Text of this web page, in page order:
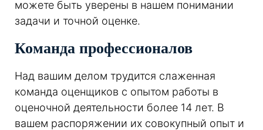
можете быть уверены в нашем понимании
задачи и точной оценке.
Команда профессионалов
Над вашим делом трудится слаженная
команда оценщиков с опытом работы в
оценочной деятельности более 14 лет. В
вашем распоряжении их совокупный опыт и